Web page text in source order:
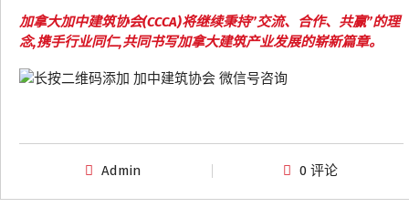
加拿大加中建筑协会(CCCA)将继续秉持”交流、合作、共赢”的理
念,携手行业同仁,共同书写加拿大建筑产业发展的崭新篇章。
Admin 0 评论